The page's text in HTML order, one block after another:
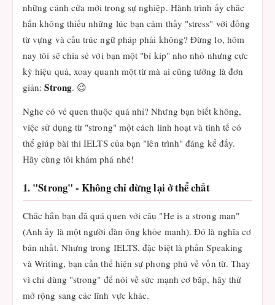
những cánh cửa mới trong sự nghiệp. Hành trình ấy chắc
hẳn không thiếu những lúc bạn cảm thấy "stress" với đống
từ vựng và cấu trúc ngữ pháp phải không? Đừng lo, hôm
nay tôi sẽ chia sẻ với bạn một "bí kíp" nho nhỏ nhưng cực
kỳ hiệu quả, xoay quanh một từ mà ai cũng tưởng là đơn
giản:Strong. 😉
Nghe có vẻ quen thuộc quá nhỉ? Nhưng bạn biết không,
việc sử dụng từ "strong" một cách linh hoạt và tinh tế có
thể giúp bài thi IELTS của bạn "lên trình" đáng kể đấy.
Hãy cùng tôi khám phá nhé!
1. "Strong" - Không chỉ dừng lại ở thể chất
Chắc hẳn bạn đã quá quen với câu "He is a strong man"
(Anh ấy là một người đàn ông khỏe mạnh). Đó là nghĩa cơ
bản nhất. Nhưng trong IELTS, đặc biệt là phần Speaking
và Writing, bạn cần thể hiện sự phong phú về vốn từ. Thay
vì chỉ dùng "strong" để nói về sức mạnh cơ bắp, hãy thử
mở rộng sang các lĩnh vực khác.